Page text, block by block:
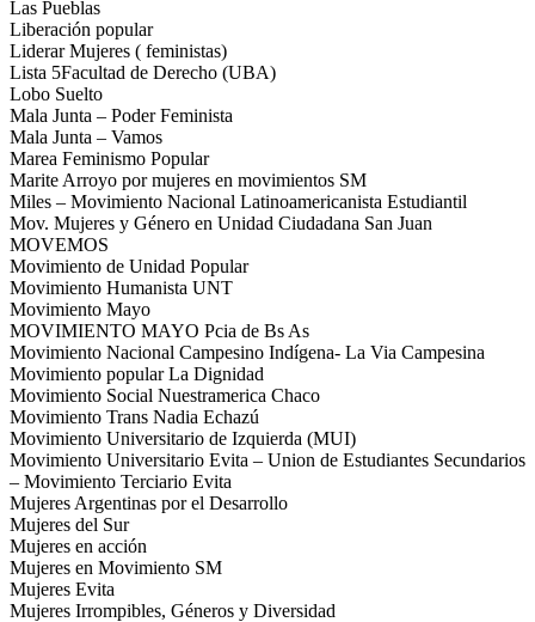
Las Pueblas
Liberación popular
Liderar Mujeres ( feministas)
Lista 5Facultad de Derecho (UBA)
Lobo Suelto
Mala Junta – Poder Feminista
Mala Junta – Vamos
Marea Feminismo Popular
Marite Arroyo por mujeres en movimientos SM
Miles – Movimiento Nacional Latinoamericanista Estudiantil
Mov. Mujeres y Género en Unidad Ciudadana San Juan
MOVEMOS
Movimiento de Unidad Popular
Movimiento Humanista UNT
Movimiento Mayo
MOVIMIENTO MAYO Pcia de Bs As
Movimiento Nacional Campesino Indígena- La Via Campesina
Movimiento popular La Dignidad
Movimiento Social Nuestramerica Chaco
Movimiento Trans Nadia Echazú
Movimiento Universitario de Izquierda (MUI)
Movimiento Universitario Evita – Union de Estudiantes Secundarios
– Movimiento Terciario Evita
Mujeres Argentinas por el Desarrollo
Mujeres del Sur
Mujeres en acción
Mujeres en Movimiento SM
Mujeres Evita
Mujeres Irrompibles, Géneros y Diversidad